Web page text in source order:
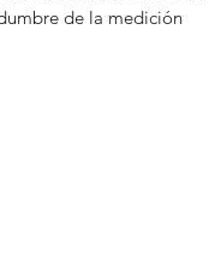
de la medición